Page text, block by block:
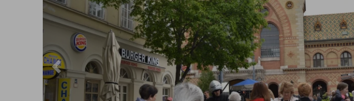
Hosszú, de annál érdekesebb túra volt a Bartók Béla utat és környékét
és környéke), mely a Szikla kápolna bejárata elől indult. Számos információt
út múltjáról, de lehetőségünk volt bekukkantani egy-két igazi gyöngyszem
Kosztolányi Dezső térnél ért véget, bár még számos titkot rejt ez a környék.
Az első nap zárásaként indult a séta a Ráday utcában (Séta a Ráday utca
egészen a Bakáts téri templomig tartott. A túra vezetője igazi lokál patrióta,
programon résztvevőket.